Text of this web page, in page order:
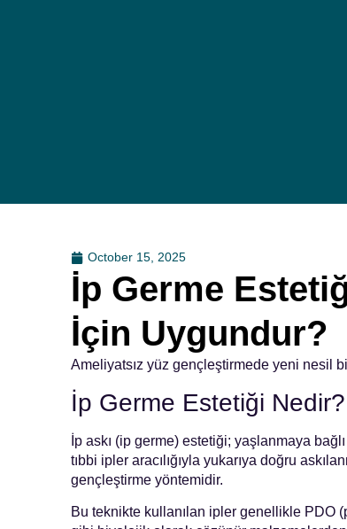
October 15, 2025
İp Germe
İçin Uygundur?
Ameliyatsız yüz gençleştirmede yeni nesil
İp Germe Estetiği Nedir?
İp askı (ip germe) estetiği; yaşlanmaya
tıbbi ipler aracılığıyla yukarıya doğru
gençleştirme yöntemidir.
Bu teknikte kullanılan ipler genellikle PDO